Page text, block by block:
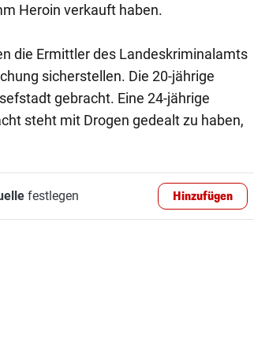
Heroin verkauft haben.
die Ermittler des Landeskriminalamts
sicherstellen. Die 20-jährige
gebracht. Eine 24-jährige
steht mit Drogen gedealt zu haben,
festlegen Hinzufügen